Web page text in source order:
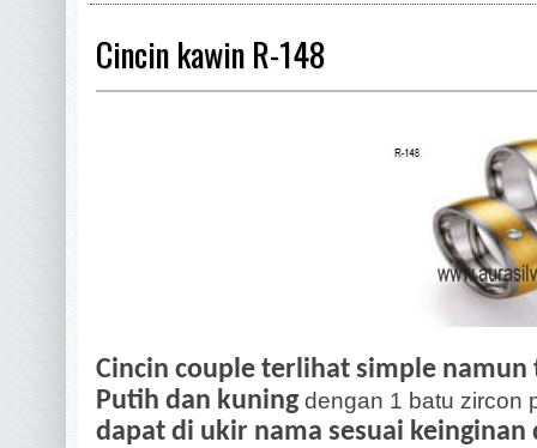
Cincin kawin R-148
Cincin couple terlihat simple
Putih dan kuningdengan 1 batu zircon
dapat di ukir nama sesuai